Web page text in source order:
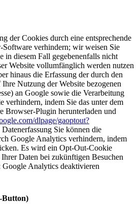
der Cookies durch eine entsprechende
verhindern; wir weisen Sie
in diesem Fall gegebenenfalls nicht
Website vollumfänglich werden nutzen
hinaus die Erfassung der durch den
Nutzung der Website bezogenen
an Google sowie die Verarbeitung
verhindern, indem Sie das unter dem
Browser-Plugin herunterladen und
dlpage/gaoptout?
Sie können die
Google Analytics verhindern, indem
Es wird ein Opt-Out-Cookie
Daten bei zukünftigen Besuchen
Google Analytics deaktivieren
Button)